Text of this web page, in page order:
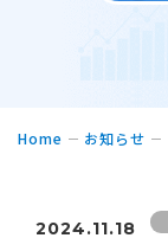
Home お知らせ
2024.11.18